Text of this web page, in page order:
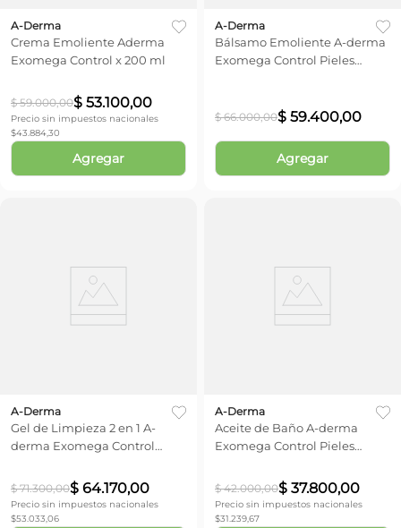
A-Derma
Crema Emoliente Aderma
Exomega Control x 200 ml
$ 59.000,00$ 53.100,00
Precio sin impuestos nacionales
$43.884,30
Agregar
A-Derma
Bálsamo Emoliente A-derma
Exomega Control Pieles
$ 66.000,00$ 59.400,00
Agregar
A-Derma
Gel de Limpieza 2 en 1 A-
derma Exomega Control
$ 71.300,00$ 64.170,00
Precio sin impuestos nacionales
$53.033,06
A-Derma
Aceite de Baño A-derma
Exomega Control Pieles
$ 42.000,00$ 37.800,00
Precio sin impuestos nacionales
$31.239,67